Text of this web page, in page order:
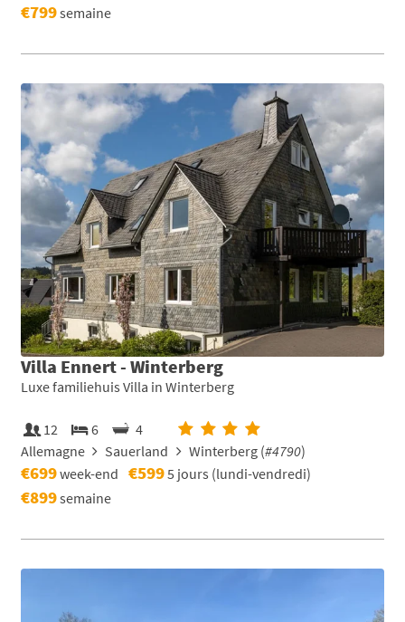
€799semaine
Villa Ennert - Winterberg
Luxe familiehuis Villa in Winterberg
12 6
4
Allemagne
Sauerland Winterberg (#4790)
€699week-end €5995 jours (lundi-vendredi)
€899semaine